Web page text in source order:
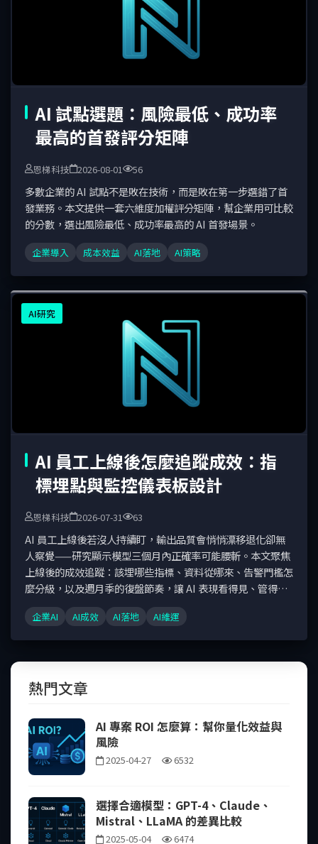
AI 試點選題：風險最低、成功率
最高的首發評分矩陣
恩梯科技 2026-08-01 56
多數企業的 AI 試點不是敗在技術，而是敗在第一步選錯了首
發業務。本文提供一套六維度加權評分矩陣，幫企業用可比較
的分數，選出風險最低、成功率最高的 AI 首發場景。
企業導入 成本效益 AI落地 AI策略
AI研究
AI 員工上線後怎麼追蹤成效：指
標埋點與監控儀表板設計
恩梯科技 2026-07-31 63
AI 員工上線後若沒人持續盯，輸出品質會悄悄漂移退化卻無
人察覺——研究顯示模型三個月內正確率可能腰斬。本文聚焦
上線後的成效追蹤：該埋哪些指標、資料從哪來、告警門檻怎
麼分級，以及週月季的復盤節奏，讓 AI 表現看得見、管得
企業AI AI成效 AI落地 AI維運
熱門文章
AI 專案 ROI 怎麼算：幫你量化效益與
風險
2025-04-27 6532
選擇合適模型：GPT-4、Claude、
Mistral、LLaMA 的差異比較
2025-05-04 6474